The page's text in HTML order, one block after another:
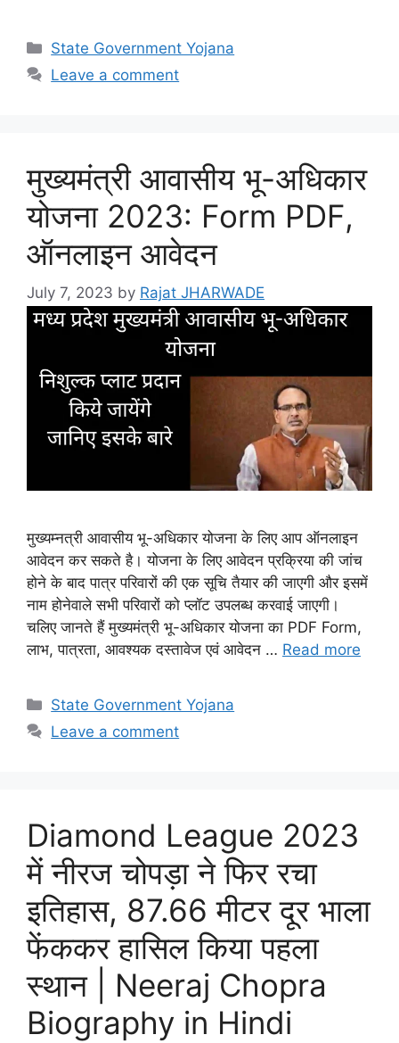
Categories
State Government Yojana
Leave a comment
मुख्यमंत्री आवासीय भू-अधिकार
योजना 2023: Form PDF,
ऑनलाइन आवेदन
July 7, 2023 by Rajat JHARWADE
मुख्यम्नत्री आवासीय भू-अधिकार योजना के लिए आप ऑनलाइन
आवेदन कर सकते है। योजना के लिए आवेदन प्रक्रिया की जांच
होने के बाद पात्र परिवारों की एक सूचि तैयार की जाएगी और इसमें
नाम होनेवाले सभी परिवारों को प्लॉट उपलब्ध करवाई जाएगी।
चलिए जानते हैं मुख्यमंत्री भू-अधिकार योजना का PDF Form,
लाभ, पात्रता, आवश्यक दस्तावेज एवं आवेदन … Read more
Categories
State Government Yojana
Leave a comment
Diamond League 2023
में नीरज चोपड़ा ने फिर रचा
इतिहास, 87.66 मीटर दूर भाला
फेंककर हास‍िल किया पहला
स्थान | Neeraj Chopra
Biography in Hindi